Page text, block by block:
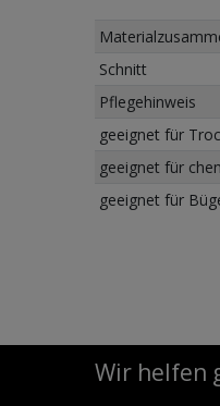
Schnitt
Pflegehinweis
geeignet für
geeignet für
geeignet für
Wir helfen